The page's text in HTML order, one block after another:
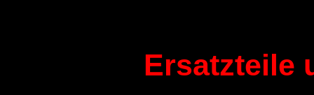
Ersatzteile